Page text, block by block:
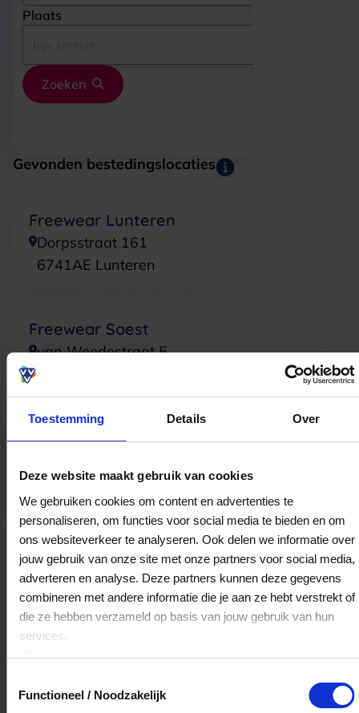
Toestemming Details Over
Deze website maakt gebruik van cookies
We gebruiken cookies om content en advertenties te
personaliseren, om functies voor social media te bieden en om
ons websiteverkeer te analyseren. Ook delen we informatie over
jouw gebruik van onze site met onze partners voor social media,
adverteren en analyse. Deze partners kunnen deze gegevens
combineren met andere informatie die je aan ze hebt verstrekt of
die ze hebben verzameld op basis van jouw gebruik van hun
services.
Klikhiervoor ons cookiebeleid.
Functioneel / Noodzakelijk
Plaats
Zoeken
Gevonden bestedingslocaties
Freewear Lunteren
Dorpsstraat 161
6741AE Lunteren
Freewear Soest
van Weedestraat 5
Freewear Zeewolde
3891ES Zeewolde
Freewear Spakenburg
Spuistraat 48
3752AK Bunschoten-Spakenburg
Freewear De Bilt
3731JM De Bilt